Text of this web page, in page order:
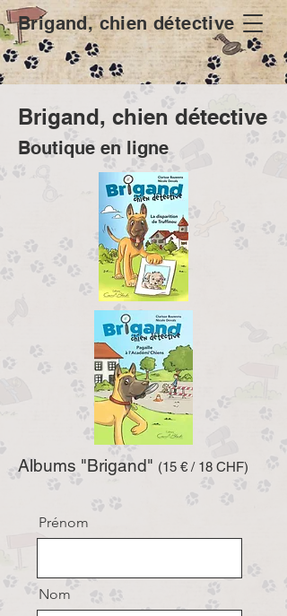
Brigand, chien détective
Brigand, chien détective
Boutique en ligne
Albums "Brigand" (15 € / 18 CHF)
Prénom
Nom